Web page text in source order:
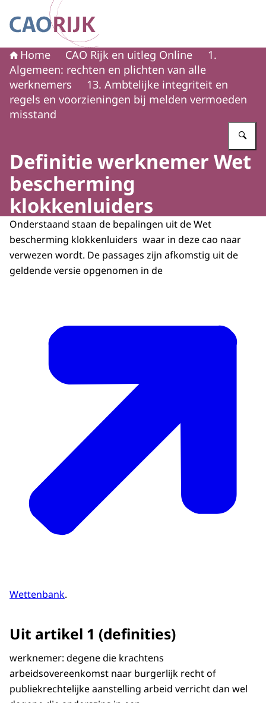
Naar de homepage van CAO Rijk
Home CAO Rijk en uitleg Online
1.
Algemeen: rechten en plichten van alle
werknemers
13. Ambtelijke integriteit en
regels en voorzieningen bij melden vermoeden
misstand
Definitie werknemer Wet
bescherming
klokkenluiders
Onderstaand staan de bepalingen uit de Wet
bescherming klokkenluiders waar in deze cao naar
verwezen wordt. De passages zijn afkomstig uit de
geldende versie opgenomen in de
Wettenbank.
Uit artikel 1 (definities)
werknemer: degene die krachtens
arbeidsovereenkomst naar burgerlijk recht of
publiekrechtelijke aanstelling arbeid verricht dan wel